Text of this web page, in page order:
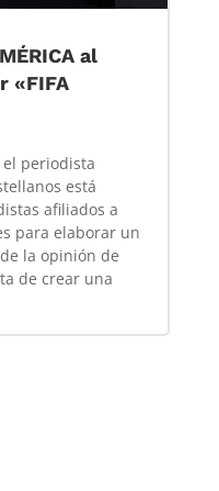
al
«FIFA
el periodista
está
afiliados a
para elaborar un
la opinión de
de crear una